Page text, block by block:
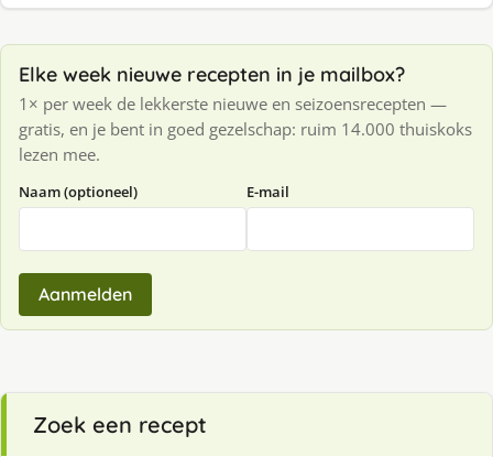
Elke week nieuwe recepten in je mailbox?
1× per week de lekkerste nieuwe en seizoensrecepten —
gratis, en je bent in goed gezelschap: ruim 14.000 thuiskoks
lezen mee.
Naam (optioneel) E-mail
Aanmelden
Zoek een recept